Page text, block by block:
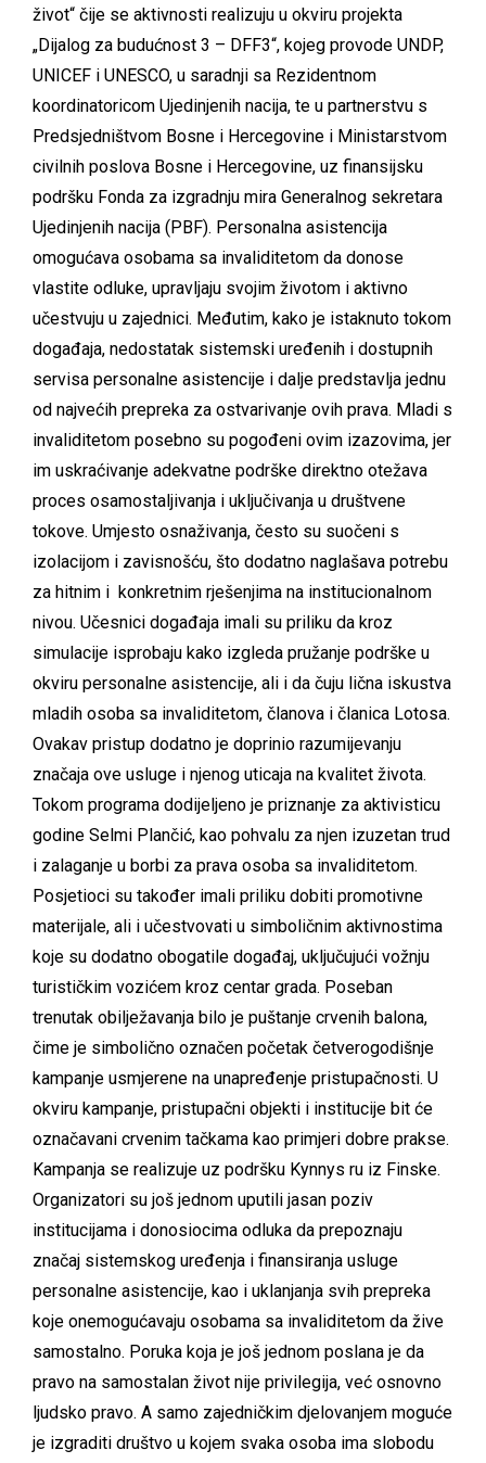
život“ čije se aktivnosti realizuju u okviru projekta
„Dijalog za budućnost 3 – DFF3“, kojeg provode UNDP,
UNICEF i UNESCO, u saradnji sa Rezidentnom
koordinatoricom Ujedinjenih nacija, te u partnerstvu s
Predsjedništvom Bosne i Hercegovine i Ministarstvom
civilnih poslova Bosne i Hercegovine, uz finansijsku
podršku Fonda za izgradnju mira Generalnog sekretara
Ujedinjenih nacija (PBF). Personalna asistencija
omogućava osobama sa invaliditetom da donose
vlastite odluke, upravljaju svojim životom i aktivno
učestvuju u zajednici. Međutim, kako je istaknuto tokom
događaja, nedostatak sistemski uređenih i dostupnih
servisa personalne asistencije i dalje predstavlja jednu
od najvećih prepreka za ostvarivanje ovih prava. Mladi s
invaliditetom posebno su pogođeni ovim izazovima, jer
im uskraćivanje adekvatne podrške direktno otežava
proces osamostaljivanja i uključivanja u društvene
tokove. Umjesto osnaživanja, često su suočeni s
izolacijom i zavisnošću, što dodatno naglašava potrebu
za hitnim i konkretnim rješenjima na institucionalnom
nivou. Učesnici događaja imali su priliku da kroz
simulacije isprobaju kako izgleda pružanje podrške u
okviru personalne asistencije, ali i da čuju lična iskustva
mladih osoba sa invaliditetom, članova i članica Lotosa.
Ovakav pristup dodatno je doprinio razumijevanju
značaja ove usluge i njenog uticaja na kvalitet života.
Tokom programa dodijeljeno je priznanje za aktivisticu
godine Selmi Plančić, kao pohvalu za njen izuzetan trud
i zalaganje u borbi za prava osoba sa invaliditetom.
Posjetioci su također imali priliku dobiti promotivne
materijale, ali i učestvovati u simboličnim aktivnostima
koje su dodatno obogatile događaj, uključujući vožnju
turističkim vozićem kroz centar grada. Poseban
trenutak obilježavanja bilo je puštanje crvenih balona,
čime je simbolično označen početak četverogodišnje
kampanje usmjerene na unapređenje pristupačnosti. U
okviru kampanje, pristupačni objekti i institucije bit će
označavani crvenim tačkama kao primjeri dobre prakse.
Kampanja se realizuje uz podršku Kynnys ru iz Finske.
Organizatori su još jednom uputili jasan poziv
institucijama i donosiocima odluka da prepoznaju
značaj sistemskog uređenja i finansiranja usluge
personalne asistencije, kao i uklanjanja svih prepreka
koje onemogućavaju osobama sa invaliditetom da žive
samostalno. Poruka koja je još jednom poslana je da
pravo na samostalan život nije privilegija, već osnovno
ljudsko pravo. A samo zajedničkim djelovanjem moguće
je izgraditi društvo u kojem svaka osoba ima slobodu